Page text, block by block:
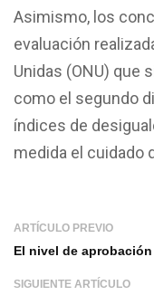
Asimismo, los
evaluación
Unidas (ONU) que
como el segundo
índices de
medida el cuidado
ARTÍCULO PREVIO
El nivel de
SIGUIENTE ARTÍCULO